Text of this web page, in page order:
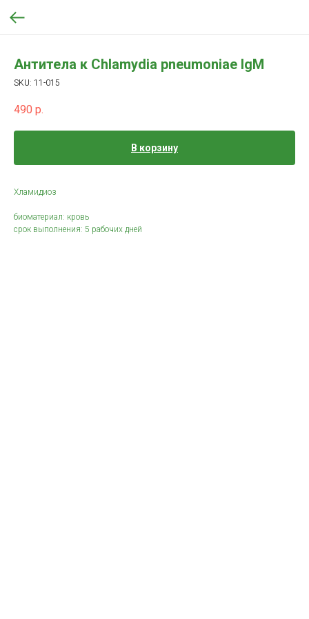
Антитела к Chlamydia pneumoniae IgM
SKU: 11-015
490 р.
В корзину
Хламидиоз
биоматериал: кровь
срок выполнения: 5 рабочих дней